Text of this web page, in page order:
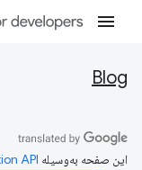
Blog
این صفحه به‌وسیله